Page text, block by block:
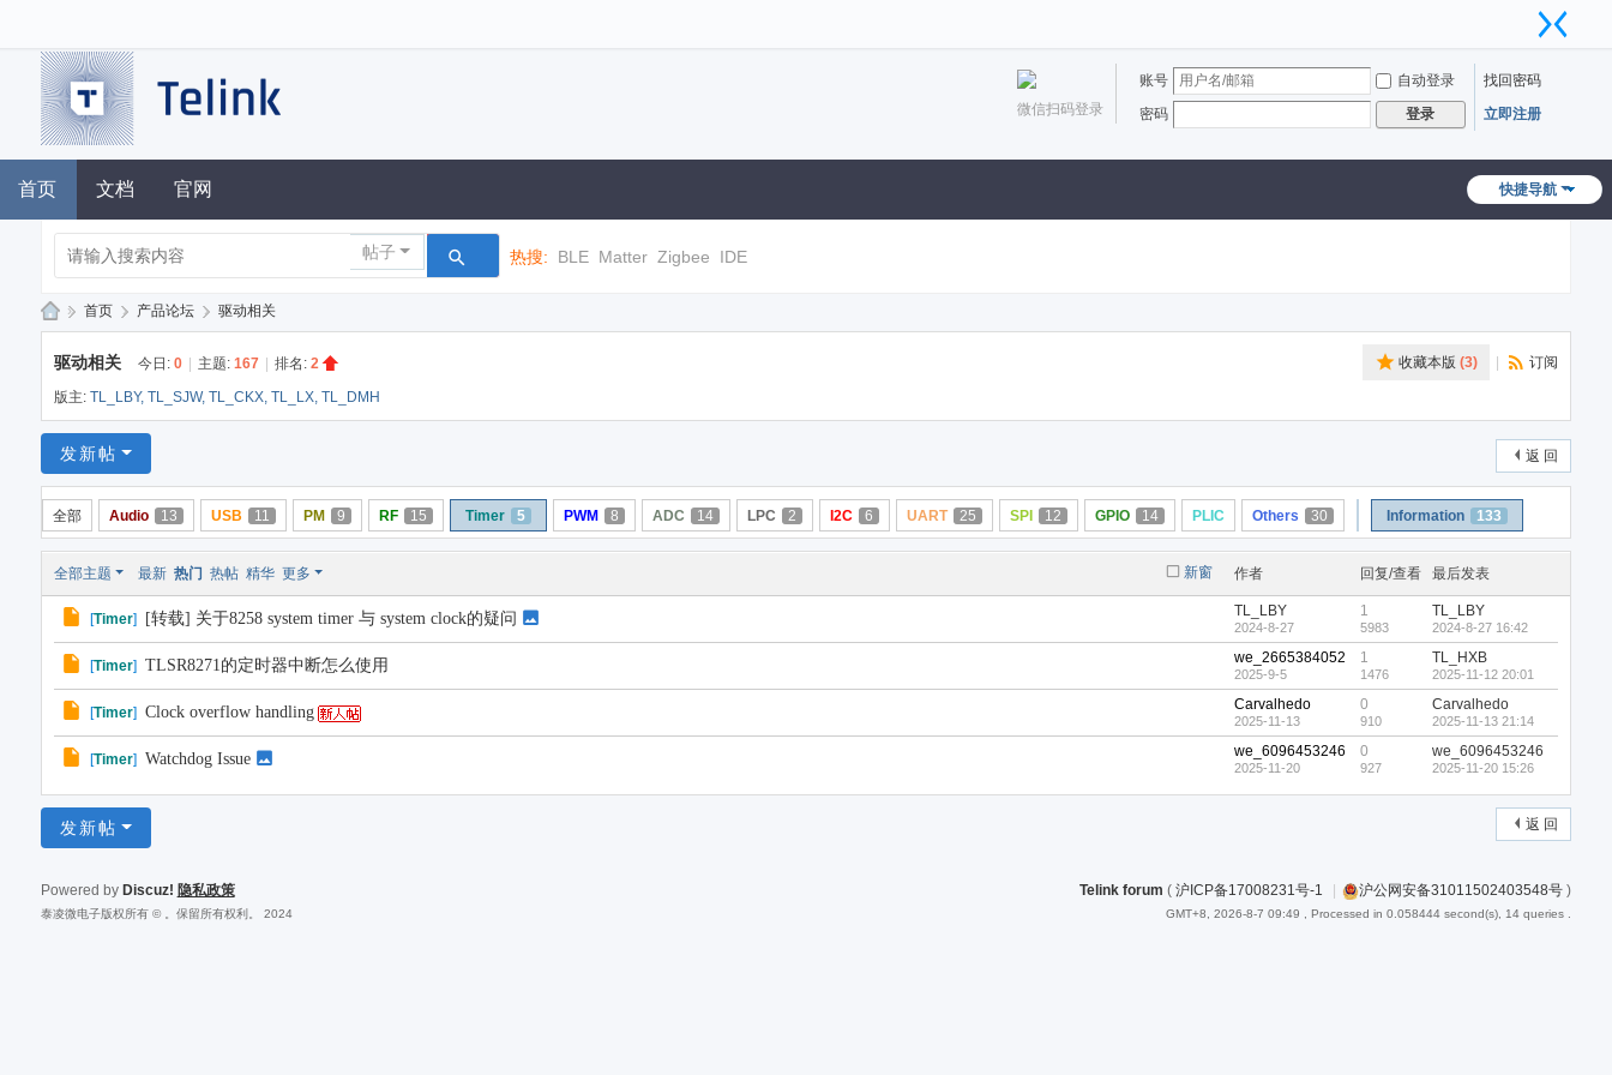
账号 自动登录
找回密码
密码
登录 立即注册
微信扫码登录
快捷导航
首页 文档 官网
帖子 热搜: BLE Matter Zigbee IDE
论
坛
» 首页 › 产品论坛 › 驱动相关
收藏本版(3) 订阅
驱动相关 今日: 0 主题: 167 排名: 2
版主: TL_LBY, TL_SJW, TL_CKX, TL_LX, TL_DMH
返 回
发新帖
全部 Audio 13 USB 11 PM 9 RF 15 Timer 5 PWM 8 ADC 14 LPC 2 I2C 6 UART 25 SPI 12 GPIO 14 PLIC Others 30 Information 133
新窗
全部主题 最新 热门 热帖 精华 更多 作者 回复/查看 最后发表
[Timer] [转载] 关于8258 system timer 与 system clock的疑问 TL_LBY
2024-8-27
1
5983
TL_LBY
2024-8-27 16:42
[Timer] TLSR8271的定时器中断怎么使用 we_2665384052
2025-9-5
1
1476
TL_HXB
2025-11-12 20:01
[Timer] Clock overflow handling Carvalhedo
2025-11-13
0
910
Carvalhedo
2025-11-13 21:14
[Timer] Watchdog Issue we_6096453246
2025-11-20
0
927
we_6096453246
2025-11-20 15:26
返 回
发新帖
Telink forum (沪ICP备17008231号-1 沪公网安备31011502403548号 )
GMT+8, 2026-8-7 09:49 , Processed in 0.058444 second(s), 14 queries .
Powered by Discuz! 隐私政策
泰凌微电子版权所有 © 。保留所有权利。 2024